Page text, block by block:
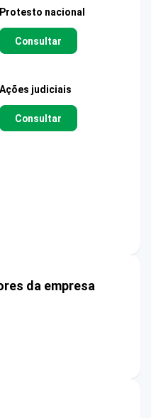
Protesto nacional
Consultar
Ações judiciais
Consultar
da empresa